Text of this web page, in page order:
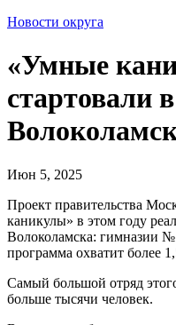
Новости округа
«Умные
стартовали
Июн 5, 2025
Проект правительства
каникулы» в этом году
Волоколамска:
программа охватит более
Самый большой отряд
больше тысячи человек.